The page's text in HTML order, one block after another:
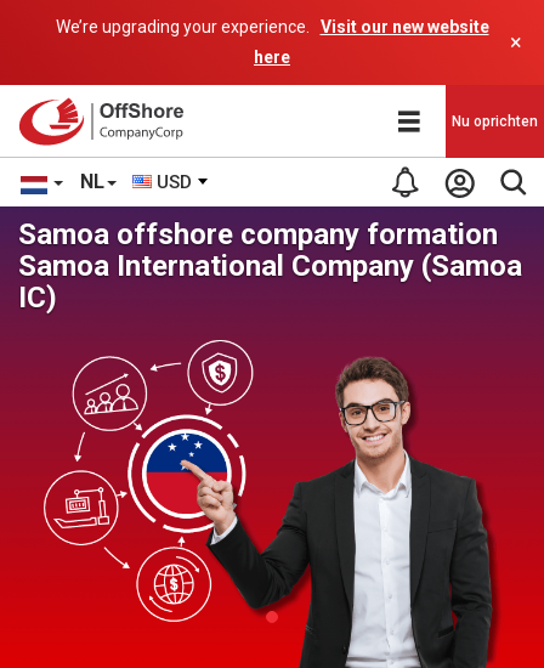
We’re upgrading your experience.
Visit our new website
here
×
NL USD
Nu oprichten
Samoa offshore company formation
Samoa International Company (Samoa
IC)